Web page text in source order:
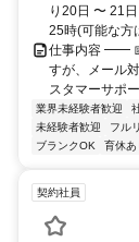
り20日 〜 21
25時(可能な方
仕事内容 ━━
すが、メール
スタマーサ
業界未経験者歓迎
未経験者歓迎
フル
ブランクOK
育休あ
契約社員